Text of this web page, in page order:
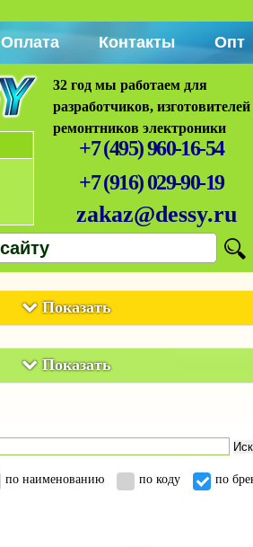
Оплата Контакты Опт
32 год мы работаем для
разработчиков,
ремонтников электроники
+7 (495) 960-16-54
+7 (916) 029-90-19
zakaz@dessy.ru
Показать
Показать
по наименованию по коду
по